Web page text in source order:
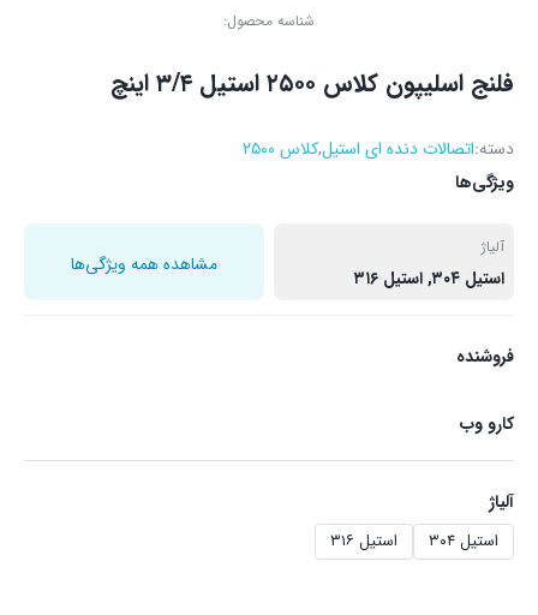
شناسه محصول:
فلنج اسلیپون کلاس ۲۵۰۰ استیل ۳/۴ اینچ
دسته:اتصالات دنده ای استیل,کلاس ۲۵۰۰
ویژگی‌ها
آلیاژ
استیل ۳۰۴, استیل ۳۱۶
مشاهده همه ویژگی‌ها
فروشنده
کارو وب
آلیاژ
استیل ۳۰۴ استیل ۳۱۶